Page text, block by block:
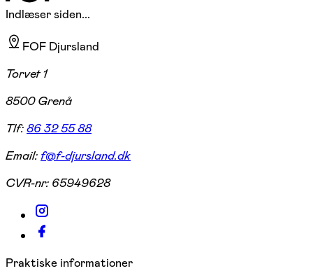
Indlæser siden...
FOF Djursland
Torvet 1
8500 Grenå
Tlf:86 32 55 88
Email:f@f-djursland.dk
CVR-nr: 65949628
Praktiske informationer